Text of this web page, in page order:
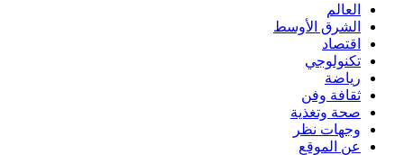
العالم
الشرق الأوسط
اقتصاد
تكنولوجي
رياضة
ثقافة وفن
صحة وتغذية
وجهات نظر
عن الموقع